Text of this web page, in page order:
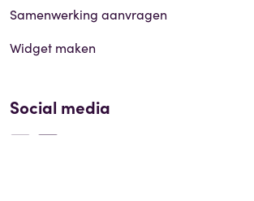
Samenwerking aanvragen
Widget maken
Social media